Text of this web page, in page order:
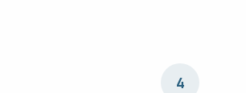
4